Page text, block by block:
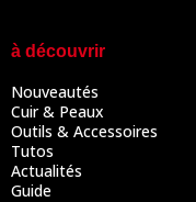
à découvrir
Nouveautés
Cuir & Peaux
Outils & Accessoires
Tutos
Actualités
Guide